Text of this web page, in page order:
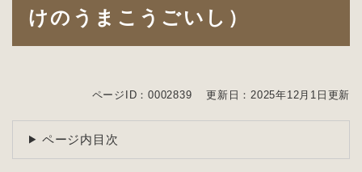
けのうまこうごいし）
ページID：0002839 更新日：2025年12月1日更新
ページ内目次